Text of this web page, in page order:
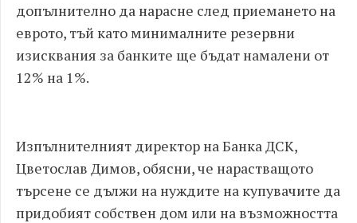
допълнително да нарасне след приемането на
еврото, тъй като минималните резервни
изисквания за банките ще бъдат намалени от
12% на 1%.
Изпълнителният директор на Банка ДСК,
Цветослав Димов, обясни, че нарастващото
търсене се дължи на нуждите на купувачите да
придобият собствен дом или на възможността